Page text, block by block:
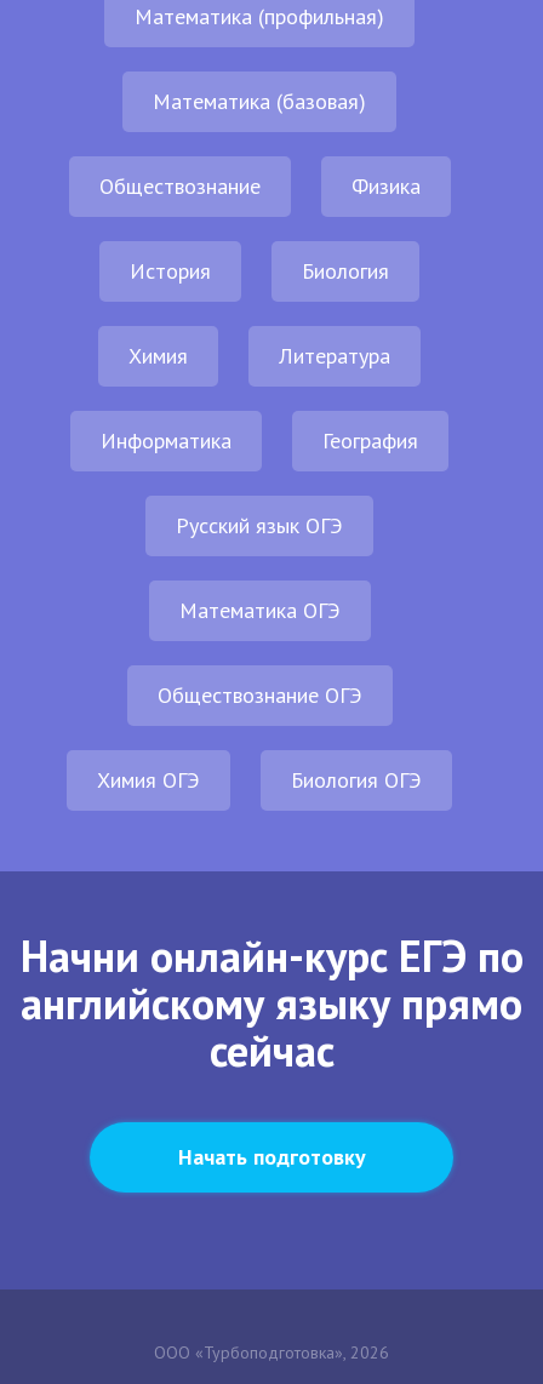
Математика (профильная)
Математика (базовая)
Обществознание Физика
История Биология
Химия Литература
Информатика География
Русский язык ОГЭ
Математика ОГЭ
Обществознание ОГЭ
Химия ОГЭ Биология ОГЭ
Начни онлайн-курс ЕГЭ по
английскому языку прямо
сейчас
Начать подготовку
ООО «Турбоподготовка», 2026